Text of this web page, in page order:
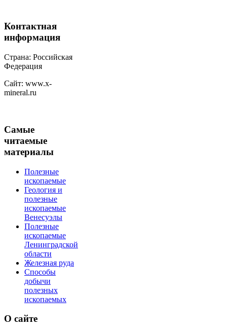
Контактная
информация
Страна: Российская
Федерация
Сайт: www.x-
mineral.ru
Самые
читаемые
материалы
Полезные
ископаемые
Геология и
полезные
ископаемые
Венесуэлы
Полезные
ископаемые
Ленинградской
области
Железная руда
Способы
добычи
полезных
ископаемых
О сайте